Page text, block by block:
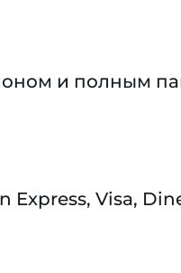
и полным
Visa,